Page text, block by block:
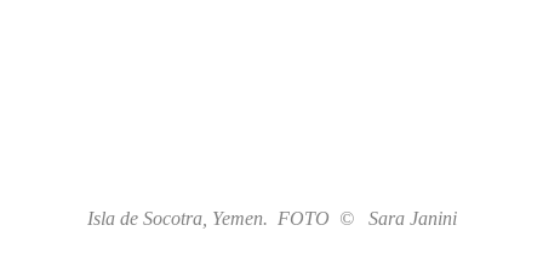
Isla de Socotra, Yemen. FOTO © Sara Janini